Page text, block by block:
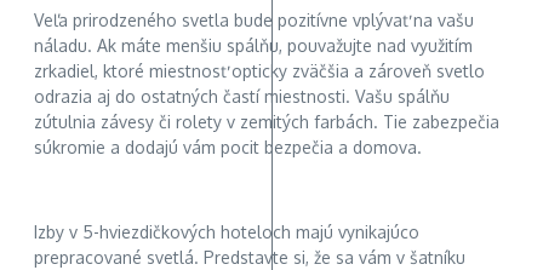
Veľa prirodzeného svetla bude pozitívne vplývať na vašu
náladu. Ak máte menšiu spálňu, pouvažujte nad využitím
zrkadiel, ktoré miestnosť opticky zväčšia a zároveň svetlo
odrazia aj do ostatných častí miestnosti. Vašu spálňu
zútulnia závesy či rolety v zemitých farbách. Tie zabezpečia
súkromie a dodajú vám pocit bezpečia a domova.
Izby v 5-hviezdičkových hoteloch majú vynikajúco
prepracované svetlá. Predstavte si, že sa vám v šatníku